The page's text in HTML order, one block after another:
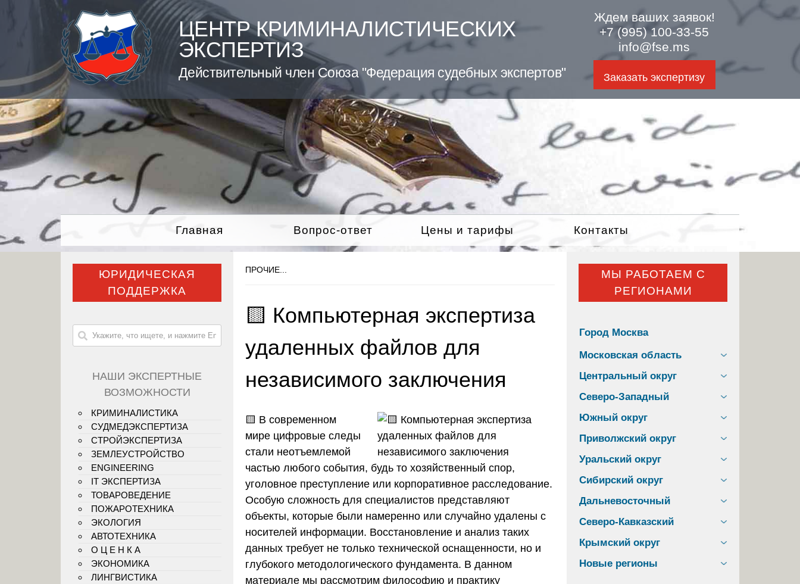
ЦЕНТР КРИМИНАЛИСТИЧЕСКИХ
ЭКСПЕРТИЗ
Действительный член Союза "Федерация судебных экспертов"
Ждем ваших заявок!
+7 (995) 100-33-55
info@fse.ms
Заказать экспертизу
Главная Вопрос-ответ Цены и тарифы Контакты
ПРОЧИЕ...
🟨 Компьютерная экспертиза
удаленных файлов для
независимого заключения
🟨 В современном
мире цифровые следы
стали неотъемлемой
частью любого события, будь то хозяйственный спор,
уголовное преступление или корпоративное расследование.
Особую сложность для специалистов представляют
объекты, которые были намеренно или случайно удалены с
носителей информации. Восстановление и анализ таких
данных требует не только технической оснащенности, но и
глубокого методологического фундамента. В данном
материале мы рассмотрим философию и практику
ЮРИДИЧЕСКАЯ
ПОДДЕРЖКА
НАШИ ЭКСПЕРТНЫЕ
ВОЗМОЖНОСТИ
КРИМИНАЛИСТИКА
СУДМЕДЭКСПЕРТИЗА
СТРОЙЭКСПЕРТИЗА
ЗЕМЛЕУСТРОЙСТВО
ENGINEERING
IT ЭКСПЕРТИЗА
ТОВАРОВЕДЕНИЕ
ПОЖАРОТЕХНИКА
ЭКОЛОГИЯ
АВТОТЕХНИКА
О Ц Е Н К А
ЭКОНОМИКА
ЛИНГВИСТИКА
МЫ РАБОТАЕМ С
РЕГИОНАМИ
Город Москва
Московская область
Центральный округ
Северо-Западный
Южный округ
Приволжский округ
Уральский округ
Сибирский округ
Дальневосточный
Северо-Кавказский
Крымский округ
Новые регионы